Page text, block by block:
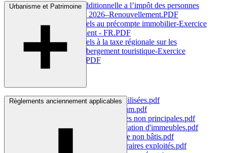
Taxe communale additionnelle a l’impôt des personnes
2026–Renouvellement.PDF
Centimes additionnels au précompte immobilier-Exercice
2026–Renouvellement - FR.PDF
Centimes additionnels à la taxe régionale sur les
établissements d’hébergement touristique-Exercice
2026-Approbation.PDF
Urbanisme et Patrimoine
Taxe sur les surfacesimperméabilisées.pdf
surfaces-impermeabilisees-erratum.pdf
Règlement-taxe sur les résidences non principales.pdf
Batisses-reconstructions-modification d'immeubles.pdf
Taxe sur les terrains constructible non bâtis.pdf
Taxe sur les logements surnuméraires exploités.pdf
Règlements anciennement applicables